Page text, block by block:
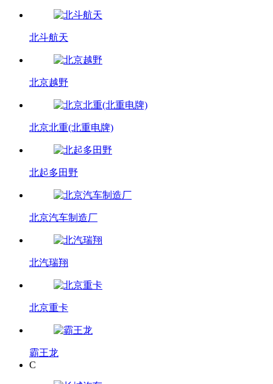
北斗航天
北京越野
北京北重(北重电牌)
北起多田野
北京汽车制造厂
北汽瑞翔
北京重卡
霸王龙
C